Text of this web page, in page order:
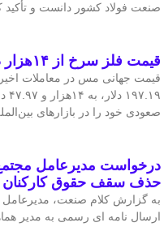
صنعت فولاد کشور دانست و تأکید
قیمت فلز سرخ از ۱۴هزار دلار در هر تن عبور کرد
صعودی خود را در بازارهای
درخواست مدیرعامل
حذف سقف حقوق
به گزارش کلام صنعت، مدیرعامل
ارسال نامه ای رسمی به مدیر